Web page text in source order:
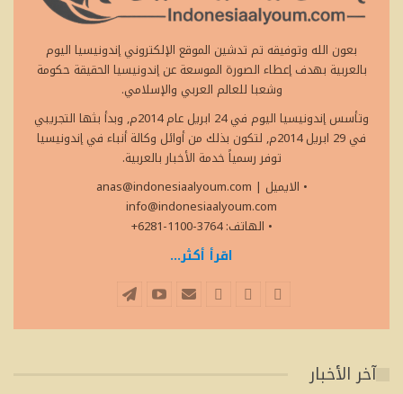
بعون الله وتوفيقه تم تدشين الموقع الإلكتروني إندونيسيا اليوم
بالعربية بهدف إعطاء الصورة الموسعة عن إندونيسيا الحقيقة حكومة
وشعبا للعالم العربي والإسلامي.
وتأسس إندونيسيا اليوم في 24 ابريل عام 2014م, وبدأ بثها التجريبي
في 29 ابريل 2014م, لتكون بذلك من أوائل وكالة أنباء في إندونيسيا
توفر رسمياً خدمة الأخبار بالعربية.
• الايميل
anas@indonesiaalyoum.com |
info@indonesiaalyoum.com
• الهاتف: 3764-1100-6281+
اقرأ أكثر...
آخر الأخبار